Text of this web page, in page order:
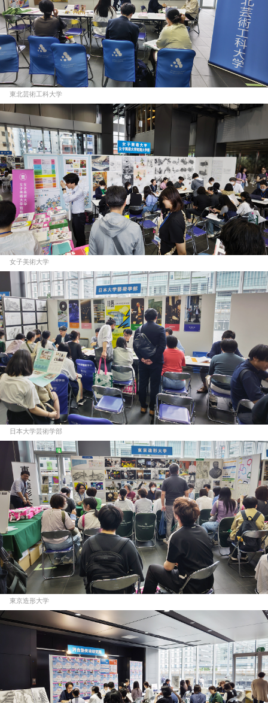
東北芸術工科大学
女子美術大学
日本大学芸術学部
東京造形大学